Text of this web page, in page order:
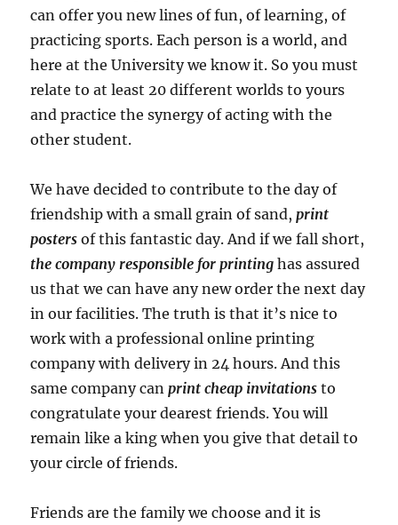
can offer you new lines of fun, of learning, of
practicing sports. Each person is a world, and
here at the University we know it. So you must
relate to at least 20 different worlds to yours
and practice the synergy of acting with the
other student.
We have decided to contribute to the day of
friendship with a small grain of sand,print
posters of this fantastic day. And if we fall short,
the company responsible for printing has assured
us that we can have any new order the next day
in our facilities. The truth is that it’s nice to
work with a professional online printing
company with delivery in 24 hours. And this
same company canprint cheap invitations to
congratulate your dearest friends. You will
remain like a king when you give that detail to
your circle of friends.
Friends are the family we choose and it is